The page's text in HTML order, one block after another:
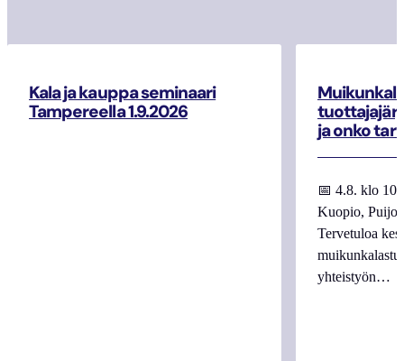
Kala ja kauppa seminaari
Tampereella 1.9.2026
ja onko
📅 4.8. klo
Kuopio,
Tervetuloa
yhteistyön…